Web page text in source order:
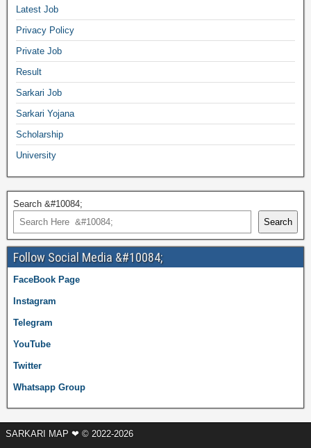
Latest Job
Privacy Policy
Private Job
Result
Sarkari Job
Sarkari Yojana
Scholarship
University
Search &#10084;
Search
Follow Social Media &#10084;
FaceBook Page
Instagram
Telegram
YouTube
Twitter
Whatsapp Group
SARKARI MAP ❤ © 2022-2026